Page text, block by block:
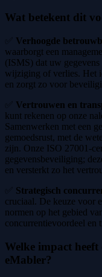
Wat betekent dit
Verhoogde
waarborgt een
(ISMS) dat uw
wijziging of verlies. Het
en zorgt zo voor
Vertrouwen en
kunt rekenen op onze
Samenwerken met een
gemoedsrust, met de
zijn. Onze ISO 27001-
gegevensbeveiliging;
en versterkt zo het
Strategisch
cruciaal. De keuze voor
normen op het gebied
concurrentievoordeel en
Welke impact
eMabler?